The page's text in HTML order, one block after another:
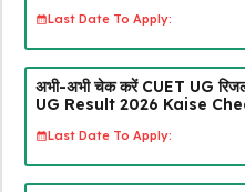
Last Date To Apply:
अभी-अभी चेक करें CUET UG
UG Result 2026 Kaise
Last Date To Apply: